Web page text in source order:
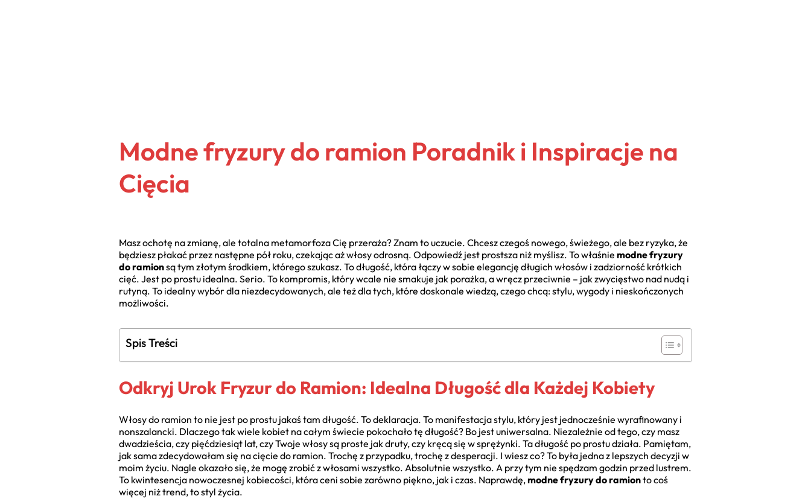
Modne fryzury do ramion Poradnik i Inspiracje na
Cięcia
Masz ochotę na zmianę, ale totalna metamorfoza Cię przeraża? Znam to uczucie. Chcesz czegoś nowego, świeżego, ale bez ryzyka, że
będziesz płakać przez następne pół roku, czekając aż włosy odrosną. Odpowiedź jest prostsza niż myślisz. To właśnie modne fryzury
do ramionsą tym złotym środkiem, którego szukasz. To długość, która łączy w sobie elegancję długich włosów i zadziorność krótkich
cięć. Jest po prostu idealna. Serio. To kompromis, który wcale nie smakuje jak porażka, a wręcz przeciwnie – jak zwycięstwo nad nudą i
rutyną. To idealny wybór dla niezdecydowanych, ale też dla tych, które doskonale wiedzą, czego chcą: stylu, wygody i nieskończonych
możliwości.
Spis Treści
Odkryj Urok Fryzur do Ramion: Idealna Długość dla Każdej Kobiety
Włosy do ramion to nie jest po prostu jakaś tam długość. To deklaracja. To manifestacja stylu, który jest jednocześnie wyrafinowany i
nonszalancki. Dlaczego tak wiele kobiet na całym świecie pokochało tę długość? Bo jest uniwersalna. Niezależnie od tego, czy masz
dwadzieścia, czy pięćdziesiąt lat, czy Twoje włosy są proste jak druty, czy kręcą się w sprężynki. Ta długość po prostu działa. Pamiętam,
jak sama zdecydowałam się na cięcie do ramion. Trochę z przypadku, trochę z desperacji. I wiesz co? To była jedna z lepszych decyzji w
moim życiu. Nagle okazało się, że mogę zrobić z włosami wszystko. Absolutnie wszystko. A przy tym nie spędzam godzin przed lustrem.
To kwintesencja nowoczesnej kobiecości, która ceni sobie zarówno piękno, jak i czas. Naprawdę,modne fryzury do ramionto coś
więcej niż trend, to styl życia.